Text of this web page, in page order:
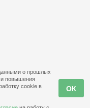
о прошлых
и повышения
cookie в